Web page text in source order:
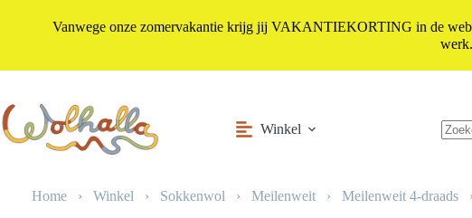
de
inhoud
Winkel
Home › Winkel › Sokkenwol › Meilenweit › Meilenweit 4-draads
Vanwege onze zomervakantie krijg jij VAKANTIEKORTING in de